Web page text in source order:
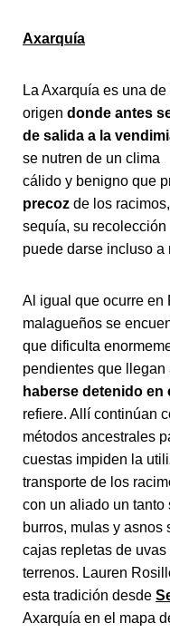
Axarquía
La Axarquía es una
origen donde antes
de salida a la
se nutren de un clima
cálido y benigno que
precoz de los
sequía, su recolección
puede darse incluso
Al igual que ocurre en
malagueños se
que dificulta
pendientes que llegan
haberse detenido en
refiere. Allí continúan
métodos ancestrales
cuestas impiden la
transporte de los
con un aliado un
burros, mulas y asnos
cajas repletas de
terrenos. Lauren
esta tradición desde
Axarquía en el mapa